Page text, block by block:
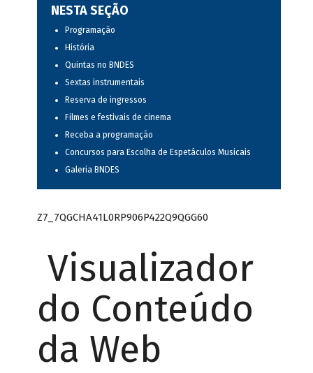
NESTA SEÇÃO
Programação
História
Quintas no BNDES
Sextas instrumentais
Reserva de ingressos
Filmes e festivais de cinema
Receba a programação
Concursos para Escolha de Espetáculos Musicais
Galeria BNDES
Z7_7QGCHA41L0RP906P422Q9QGG60
Visualizador
do Conteúdo
da Web